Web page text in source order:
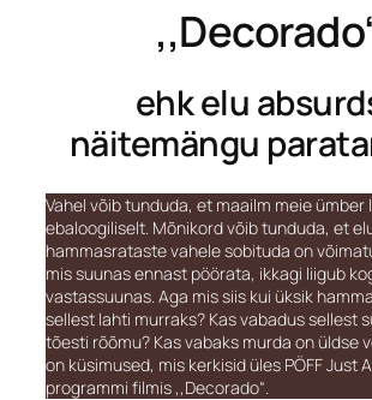
ehk elu
näitemängu
Vahel võib tunduda, et maailm meie ümber
ebaloogiliselt. Mõnikord võib tunduda, et
hammasrataste vahele sobituda on
mis suunas ennast pöörata, ikkagi liigub
vastassuunas. Aga mis siis kui üksik
sellest lahti murraks? Kas vabadus sellest
tõesti rõõmu? Kas vabaks murda on üldse
on küsimused, mis kerkisid üles PÖFF Just
programmi filmis ,,Decorado“.